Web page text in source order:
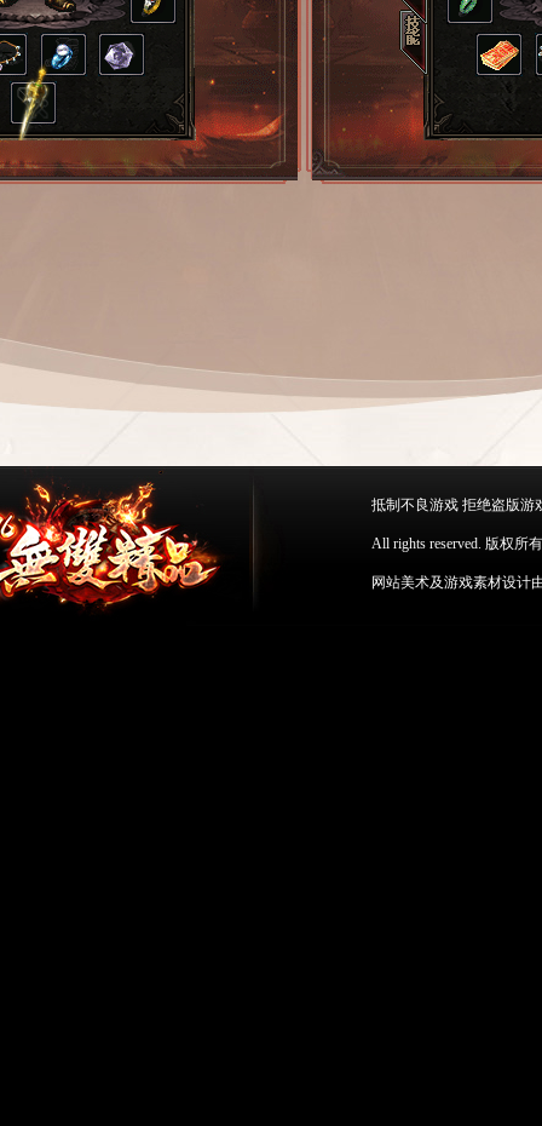
抵制不良游戏 拒绝盗版游
All rights reserved. 版权所
网站美术及游戏素材设计